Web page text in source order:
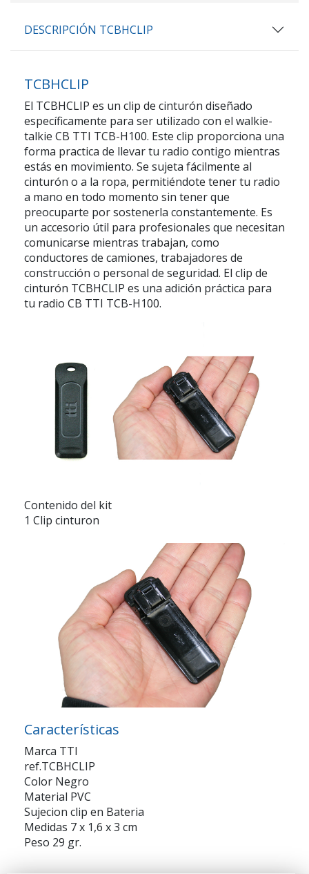
DESCRIPCIÓN TCBHCLIP
TCBHCLIP
El TCBHCLIP es un clip de cinturón diseñado
específicamente para ser utilizado con el walkie-
talkie CB TTI TCB-H100. Este clip proporciona una
forma practica de llevar tu radio contigo mientras
estás en movimiento. Se sujeta fácilmente al
cinturón o a la ropa, permitiéndote tener tu radio
a mano en todo momento sin tener que
preocuparte por sostenerla constantemente. Es
un accesorio útil para profesionales que necesitan
comunicarse mientras trabajan, como
conductores de camiones, trabajadores de
construcción o personal de seguridad. El clip de
cinturón TCBHCLIP es una adición práctica para
tu radio CB TTI TCB-H100.
Contenido del kit
1 Clip cinturon
Características
Marca TTI
ref.TCBHCLIP
Color Negro
Material PVC
Sujecion clip en Bateria
Medidas 7 x 1,6 x 3 cm
Peso 29 gr.